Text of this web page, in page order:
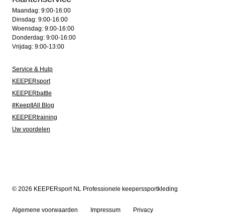
Maandag: 9:00-16:00
Dinsdag: 9:00-16:00
Woensdag: 9:00-16:00
Donderdag: 9:00-16:00
Vrijdag: 9:00-13:00
Service & Hulp
KEEPERsport
KEEPERbattle
#KeepItAll Blog
KEEPERtraining
Uw voordelen
© 2026 KEEPERsport NL Professionele keeperssportkleding
Algemene voorwaarden Impressum Privacy